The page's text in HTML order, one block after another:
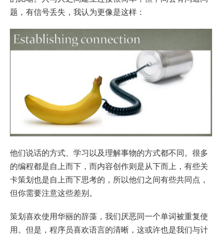
题，有信号丢失，我认为更像是这样：
他们说话的方式、学习以及理解事物的方式都不同。很多
的编程都是自上而下，而内容创作则是从下而上，有些关
卡策划也是自上而下思考的，所以他们之间有些共同点，
但你需要注意这些差别。
策划喜欢使用华丽的辞藻，我们厌恶同一个单词被重复使
用。但是，程序员喜欢语言的清晰，这或许也是我们与计